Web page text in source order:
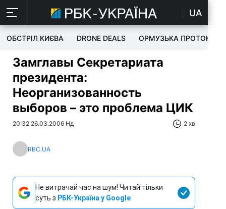
UA
ОБСТРІЛ КИЄВА DRONE DEALS ОРМУЗЬКА ПРОТОКА
Замглавы Секретариата
президента:
Неорганизованность
выборов – это проблема ЦИК
20:32 26.03.2006 Нд 2 хв
RBC.UA
Не витрачай час на шум! Читай тільки
суть з РБК-Україна у Google